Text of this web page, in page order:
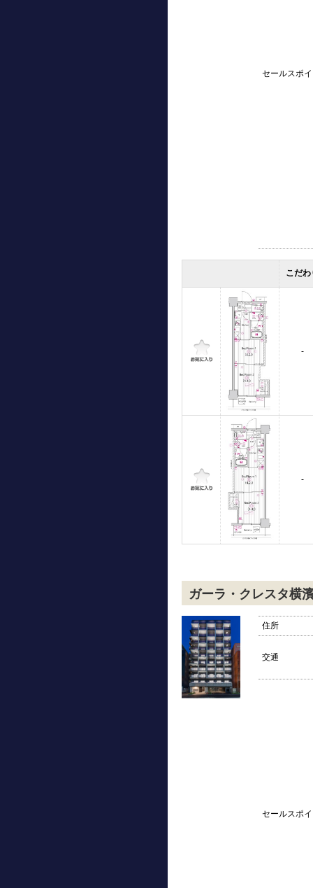
セールスポ
こだわ
-
-
ガーラ・クレスタ横
住所
交通
セールスポ